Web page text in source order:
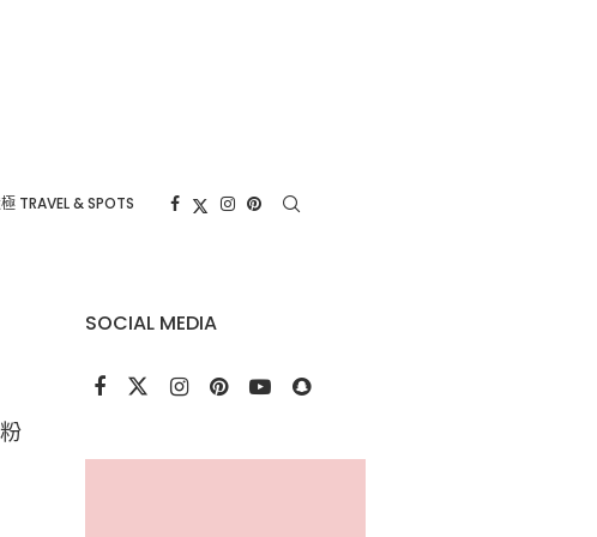
TRAVEL & SPOTS
SOCIAL MEDIA